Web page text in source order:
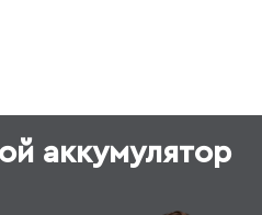
аккумулятор